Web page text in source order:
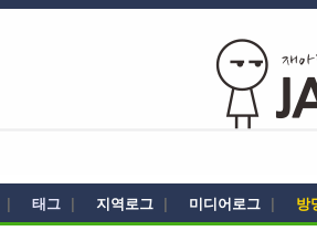
태그 지역로그 미디어로그 방